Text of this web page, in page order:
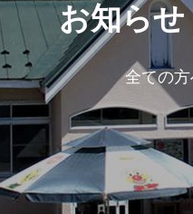
お知ら
全ての